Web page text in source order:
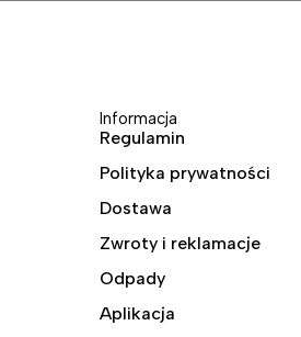
Informacja
Regulamin
Polityka prywatności
Dostawa
Zwroty i reklamacje
Odpady
Aplikacja